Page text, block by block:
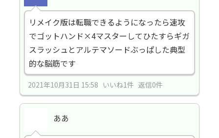
リメイク版は転職できるようになったら速攻
でゴットハンド×4マスターしてひたすらギガ
スラッシュとアルテマソードぶっぱした典型
的な脳筋です
2021年10月31日 15:58 いいね1件 返信0件
ああ